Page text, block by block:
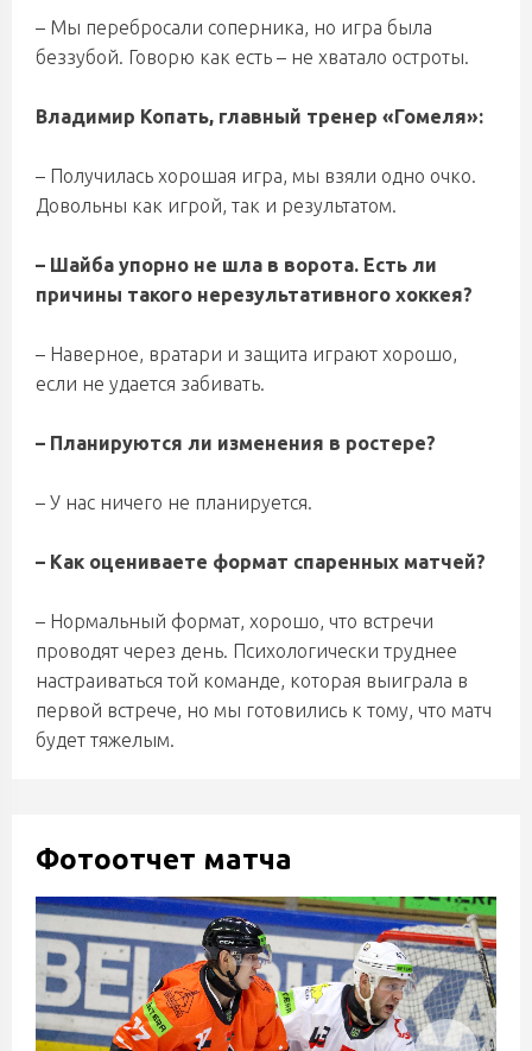
– Мы перебросали соперника, но игра была
беззубой. Говорю как есть – не хватало остроты.
Владимир Копать, главный тренер «Гомеля»:
– Получилась хорошая игра, мы взяли одно очко.
Довольны как игрой, так и результатом.
– Шайба упорно не шла в ворота. Есть ли
причины такого нерезультативного хоккея?
– Наверное, вратари и защита играют хорошо,
если не удается забивать.
– Планируются ли изменения в ростере?
– У нас ничего не планируется.
– Как оцениваете формат спаренных матчей?
– Нормальный формат, хорошо, что встречи
проводят через день. Психологически труднее
настраиваться той команде, которая выиграла в
первой встрече, но мы готовились к тому, что матч
будет тяжелым.
Фотоотчет матча